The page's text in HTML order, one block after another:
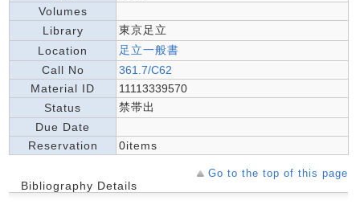
Volumes
Library
東京足立
Location
足立一般書
Call No
361.7/C62
Material ID
11113339570
Status
禁帯出
Due Date
Reservation
0items
Go to the top of this page
Bibliography Details